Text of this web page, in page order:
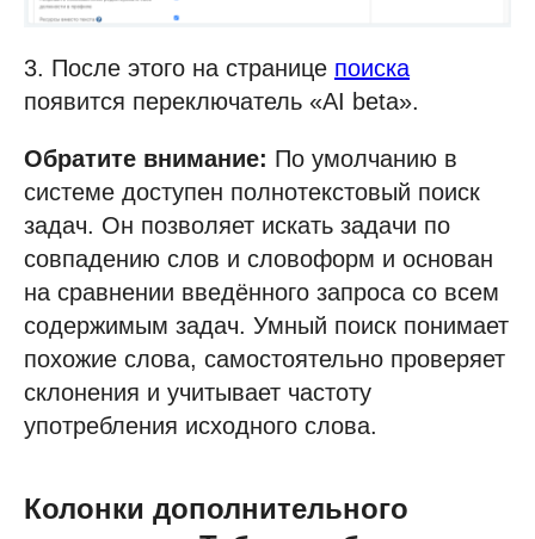
3. После этого на странице поиска
появится переключатель «AI beta».
Обратите внимание: По умолчанию в
системе доступен полнотекстовый поиск
задач. Он позволяет искать задачи по
совпадению слов и словоформ и основан
на сравнении введённого запроса со всем
содержимым задач. Умный поиск понимает
похожие слова, самостоятельно проверяет
склонения и учитывает частоту
употребления исходного слова.
Колонки дополнительного